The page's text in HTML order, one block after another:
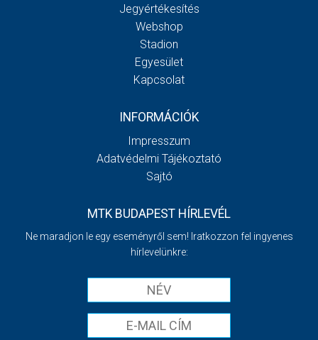
Jegyértékesítés
Webshop
Stadion
Egyesület
Kapcsolat
INFORMÁCIÓK
Impresszum
Adatvédelmi Tájékoztató
Sajtó
MTK BUDAPEST HÍRLEVÉL
Ne maradjon le egy eseményről sem! Iratkozzon fel ingyenes
hírlevelünkre: